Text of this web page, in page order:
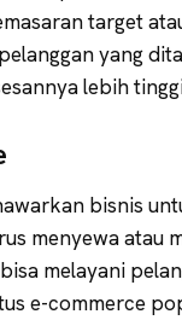
target
yang
lebih
bisnis
menyewa atau
melayani
e-commerce